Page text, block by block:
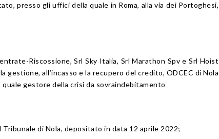
presso gli uffici della quale in Roma, alla via dei Portoghesi,
Riscossione, Srl Sky Italia, Srl Marathon Spv e Srl Hoist
gestione, all’incasso e la recupero del credito, ODCEC di Nola
quale gestore della crisi da sovraindebitamento
di Nola, depositato in data 12 aprile 2022;